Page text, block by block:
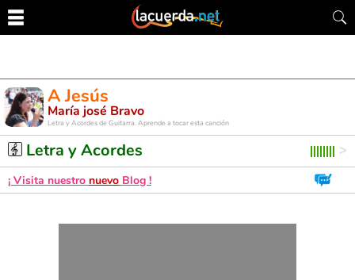
A Jesús
María josé Bravo
Letra y Acordes de Guitarra. Aprende a tocar esta canción
Letra y Acordes
¡ Visita nuestro nuevo Blog !